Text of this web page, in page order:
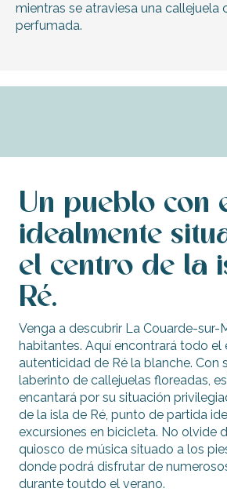
mientras se atraviesa una callejuela
perfumada.
Descubrir La Couarde
La Couarde y su patrimonio
Información práctica
Un pueblo con
idealmente
el centro de la
Ré.
Venga a descubrir La Couarde-sur-
habitantes. Aquí encontrará todo el
autenticidad de Ré la blanche. Con
laberinto de callejuelas floreadas,
encantará por su situación
de la isla de Ré, punto de partida
excursiones en bicicleta. No olvide
quiosco de música situado a los
donde podrá disfrutar de
durante toutdo el verano.